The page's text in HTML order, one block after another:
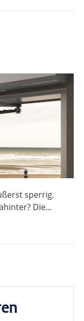
sperrig.
Die...